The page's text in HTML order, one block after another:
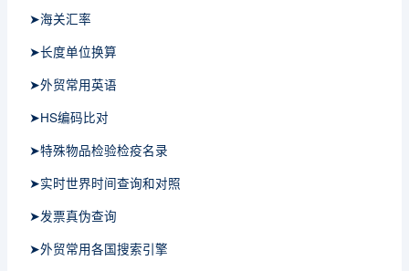
➤海关汇率
➤长度单位换算
➤外贸常用英语
➤HS编码比对
➤特殊物品检验检疫名录
➤实时世界时间查询和对照
➤发票真伪查询
➤外贸常用各国搜索引擎